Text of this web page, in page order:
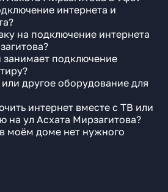
интернета и
на подключение интернета
занимает подключение
другое оборудование для
интернет вместе с ТВ или
на ул Асхата Мирзагитова?
моём доме нет нужного